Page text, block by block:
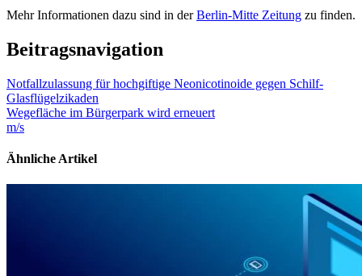
Mehr Informationen dazu sind in derBerlin-Mitte Zeitung zu finden.
Beitragsnavigation
Notfallzulassung für hochgiftige Neonicotinoide gegen Schilf-
Glasflügelzikaden
Wegefläche im Bürgerpark wird erneuert
m/s
Ähnliche Artikel